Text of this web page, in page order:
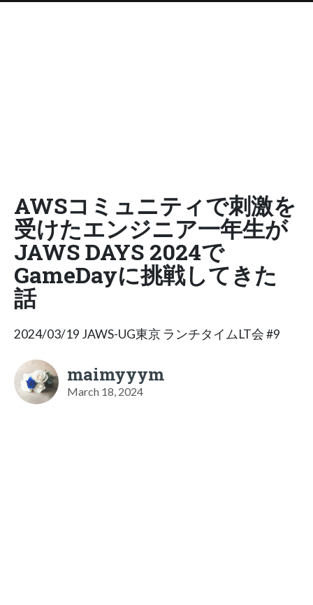
AWSコミュニティで刺激を
受けたエンジニア一年生が
JAWS DAYS 2024で
GameDayに挑戦してきた
話
2024/03/19 JAWS-UG東京 ランチタイムLT会 #9
maimyyym
March 18, 2024